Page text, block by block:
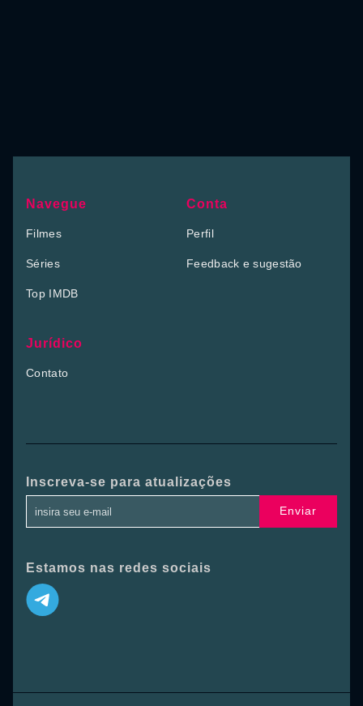
Navegue
Filmes
Séries
Top IMDB
Conta
Perfil
Feedback e sugestão
Jurídico
Contato
Inscreva-se para atualizações
Enviar
Estamos nas redes sociais